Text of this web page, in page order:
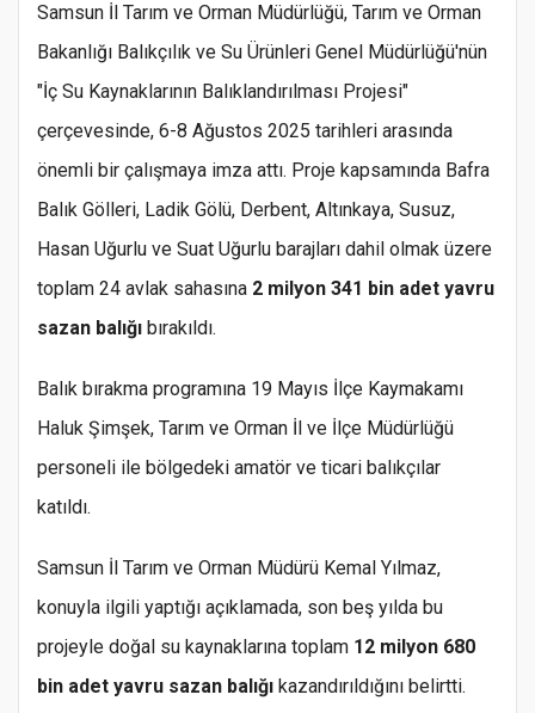
Samsun İl Tarım ve Orman Müdürlüğü, Tarım ve Orman
Bakanlığı Balıkçılık ve Su Ürünleri Genel Müdürlüğü'nün
"İç Su Kaynaklarının Balıklandırılması Projesi"
çerçevesinde, 6-8 Ağustos 2025 tarihleri arasında
önemli bir çalışmaya imza attı. Proje kapsamında Bafra
Balık Gölleri, Ladik Gölü, Derbent, Altınkaya, Susuz,
Hasan Uğurlu ve Suat Uğurlu barajları dahil olmak üzere
toplam 24 avlak sahasına 2 milyon 341 bin adet yavru
sazan balığı bırakıldı.
Balık bırakma programına 19 Mayıs İlçe Kaymakamı
Haluk Şimşek, Tarım ve Orman İl ve İlçe Müdürlüğü
personeli ile bölgedeki amatör ve ticari balıkçılar
katıldı.
Samsun İl Tarım ve Orman Müdürü Kemal Yılmaz,
konuyla ilgili yaptığı açıklamada, son beş yılda bu
projeyle doğal su kaynaklarına toplam 12 milyon 680
bin adet yavru sazan balığı kazandırıldığını belirtti.